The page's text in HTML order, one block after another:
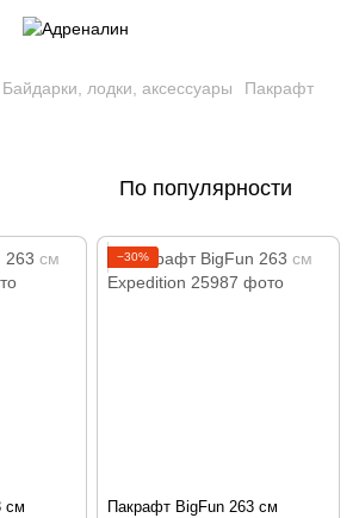
Байдарки, лодки, аксессуары Пакрафт
По популярности
см
−30%
Пакрафт BigFun 263 см